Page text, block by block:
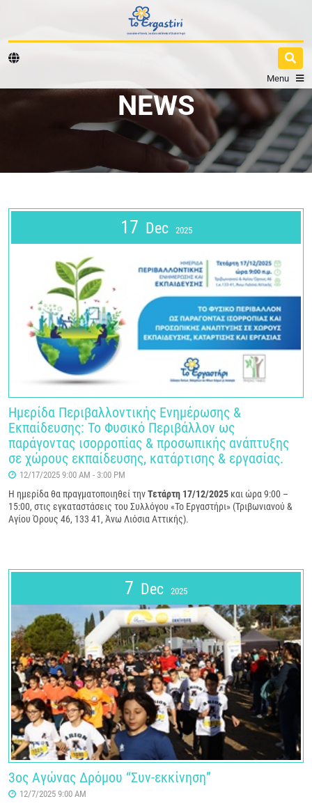
Menu
NEWS
17 Dec 2025
Ημερίδα Περιβαλλοντικής Ενημέρωσης &
Εκπαίδευσης: Το Φυσικό Περιβάλλον ως
παράγοντας ισορροπίας & προσωπικής ανάπτυξης
σε χώρους εκπαίδευσης, κατάρτισης & εργασίας.
12/17/2025 9:00 AM - 3:00 PM
Η ημερίδα θα πραγματοποιηθεί τηνΤετάρτη 17/12/2025 και ώρα 9:00 –
15:00, στις εγκαταστάσεις του Συλλόγου «Το Εργαστήρι» (Τριβωνιανού &
Αγίου Όρους 46, 133 41, Άνω Λιόσια Αττικής).
7 Dec 2025
3ος Αγώνας Δρόμου “Συν-εκκίνηση”
12/7/2025 9:00 AM